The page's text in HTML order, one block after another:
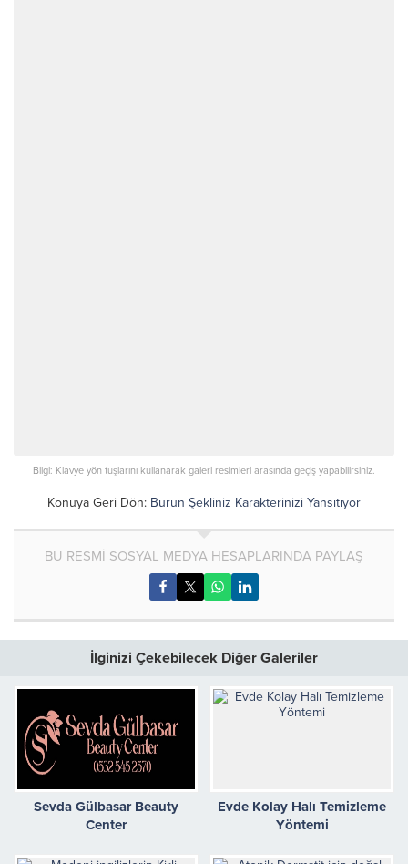
Bilgi: Klavye yön tuşlarını kullanarak galeri resimleri arasında geçiş yapabilirsiniz.
Konuya Geri Dön: Burun Şekliniz Karakterinizi Yansıtıyor
BU RESMİ SOSYAL MEDYA HESAPLARINDA PAYLAŞ
İlginizi Çekebilecek Diğer Galeriler
Sevda Gülbasar Beauty
Center
Evde Kolay Halı Temizleme
Yöntemi